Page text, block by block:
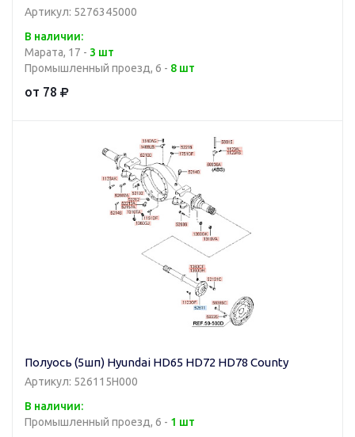
Артикул: 5276345000
В наличии:
Марата, 17 - 3 шт
Промышленный проезд, 6 - 8 шт
от 78
Полуось (5шп) Hyundai HD65 HD72 HD78 County
Артикул: 526115H000
В наличии:
Промышленный проезд, 6 - 1 шт